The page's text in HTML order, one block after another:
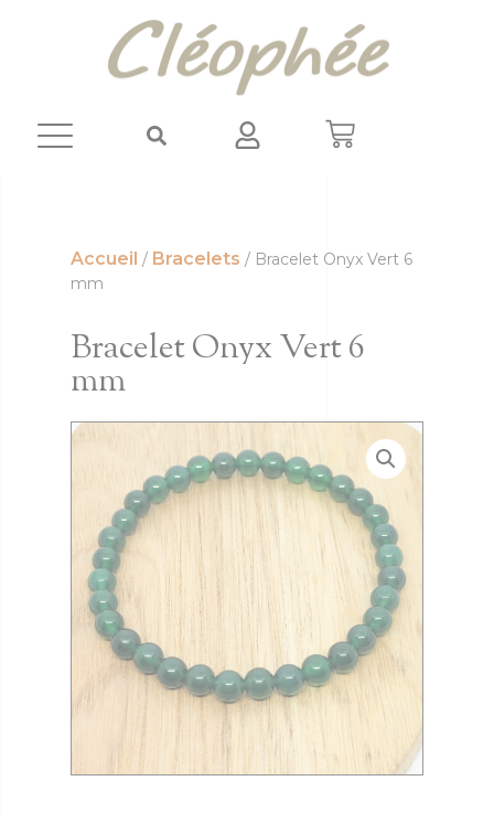
Accueil / Bracelets / Bracelet Onyx Vert 6
mm
Bracelet Onyx Vert 6
mm